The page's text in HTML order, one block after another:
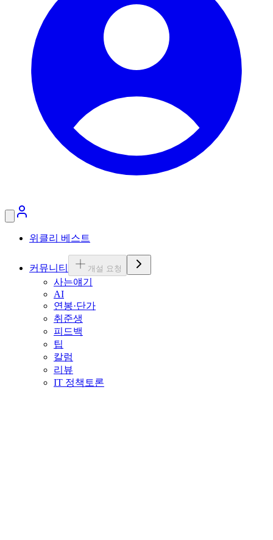
위클리 베스트
커뮤니티 개설 요청
사는얘기
AI
연봉·단가
취준생
피드백
팁
칼럼
리뷰
IT 정책토론